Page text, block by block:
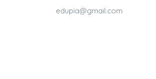
edupia@gmail.com